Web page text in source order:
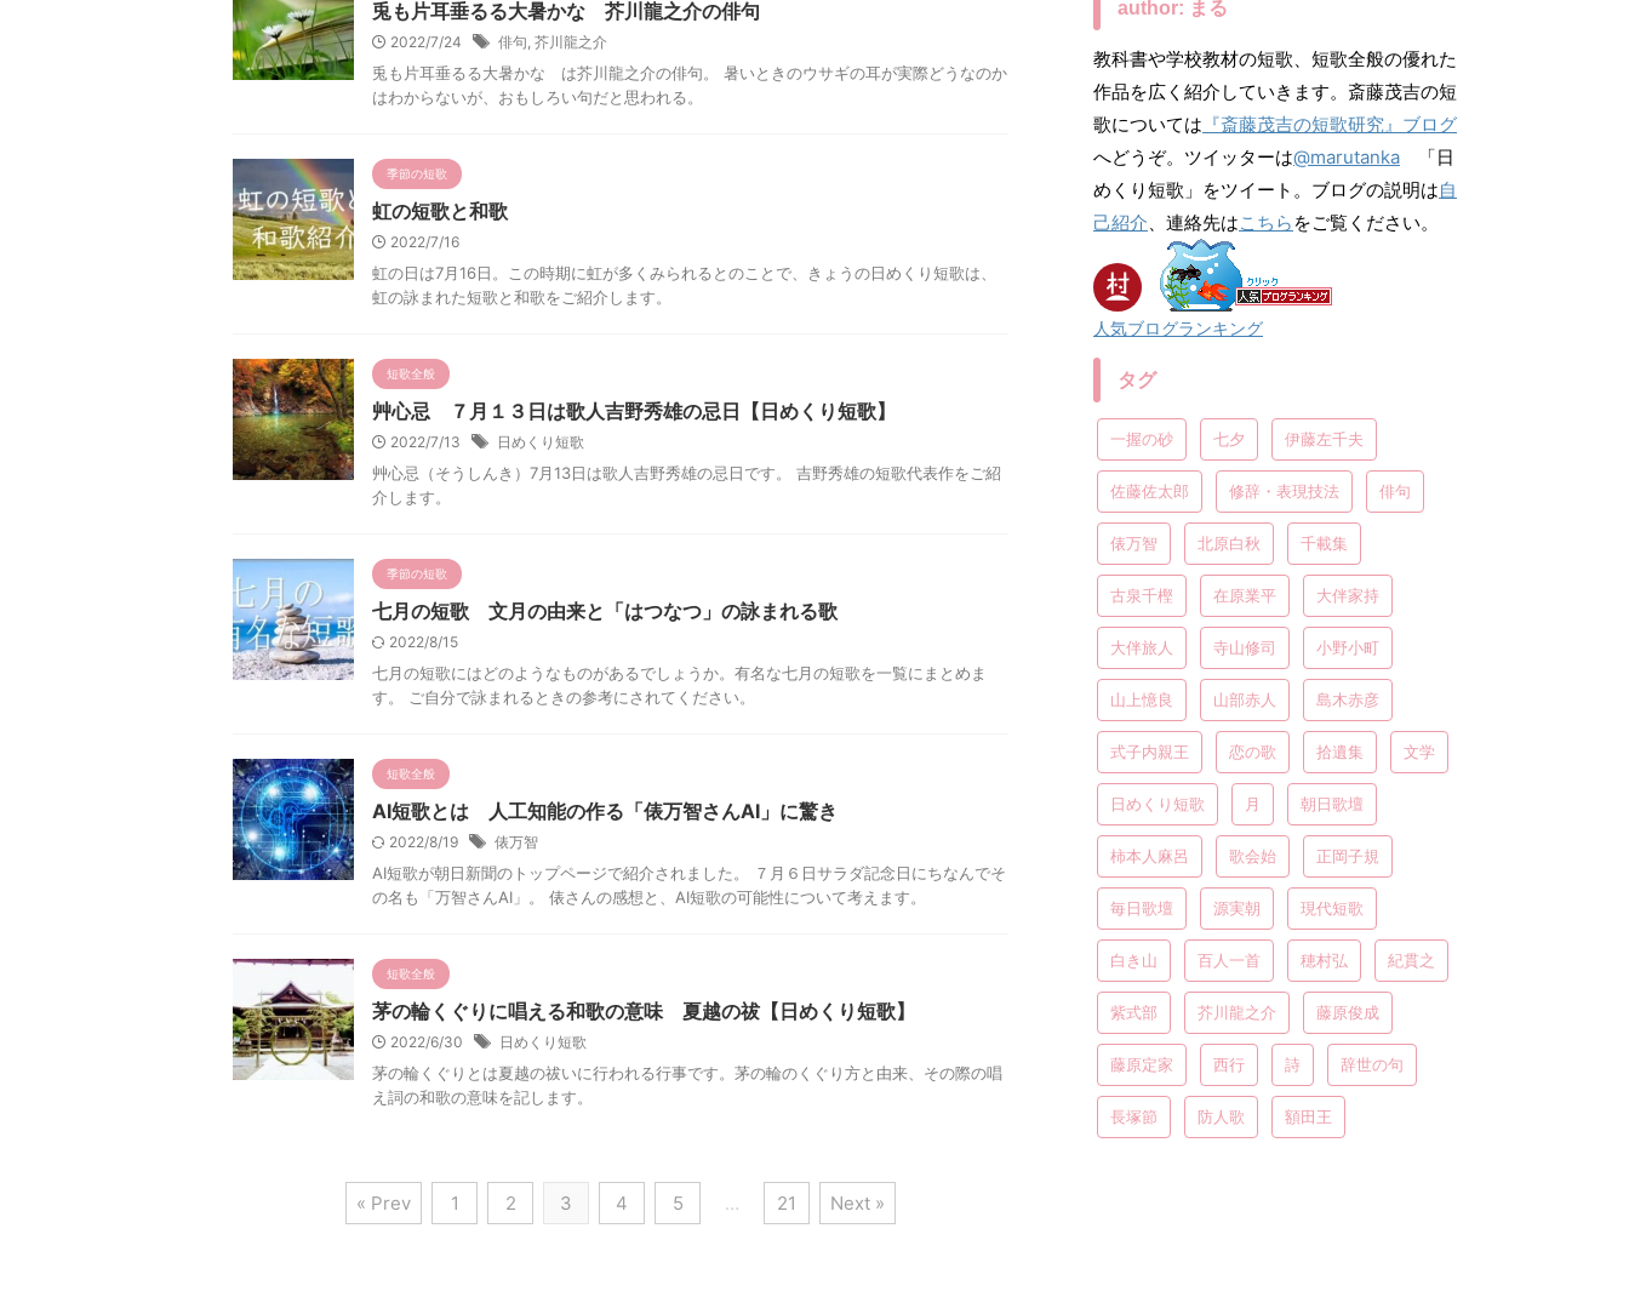
兎も片耳垂るる大暑かな 芥川龍之介の俳句
2022/7/24 俳句, 芥川龍之介
兎も片耳垂るる大暑かな は芥川龍之介の俳句。 暑いときのウサギの耳が実際どうなのか
はわからないが、おもしろい句だと思われる。
季節の短歌
虹の短歌と和歌
2022/7/16
虹の日は7月16日。この時期に虹が多くみられるとのことで、きょうの日めくり短歌は、
虹の詠まれた短歌と和歌をご紹介します。
短歌全般
艸心忌 ７月１３日は歌人吉野秀雄の忌日【日めくり短歌】
2022/7/13 日めくり短歌
艸心忌（そうしんき）7月13日は歌人吉野秀雄の忌日です。 吉野秀雄の短歌代表作をご紹
介します。
季節の短歌
七月の短歌 文月の由来と「はつなつ」の詠まれる歌
2022/8/15
七月の短歌にはどのようなものがあるでしょうか。有名な七月の短歌を一覧にまとめま
す。 ご自分で詠まれるときの参考にされてください。
短歌全般
AI短歌とは 人工知能の作る「俵万智さんAI」に驚き
2022/8/19 俵万智
AI短歌が朝日新聞のトップページで紹介されました。 ７月６日サラダ記念日にちなんでそ
の名も「万智さんAI」。 俵さんの感想と、AI短歌の可能性について考えます。
短歌全般
茅の輪くぐりに唱える和歌の意味 夏越の祓【日めくり短歌】
2022/6/30 日めくり短歌
茅の輪くぐりとは夏越の祓いに行われる行事です。茅の輪のくぐり方と由来、その際の唱
え詞の和歌の意味を記します。
« Prev 1 2 3 4 5 … 21 Next »
author: まる
教科書や学校教材の短歌、短歌全般の優れた
作品を広く紹介していきます。斎藤茂吉の短
歌については 『斎藤茂吉の短歌研究』ブログ
へどうぞ。ツイッターは@marutanka 「日
めくり短歌」をツイート。ブログの説明は自
己紹介、連絡先はこちら をご覧ください。
人気ブログランキング
タグ
一握の砂 七夕 伊藤左千夫
佐藤佐太郎 修辞・表現技法 俳句
俵万智 北原白秋 千載集
古泉千樫 在原業平 大伴家持
大伴旅人 寺山修司 小野小町
山上憶良 山部赤人 島木赤彦
式子内親王 恋の歌 拾遺集 文学
日めくり短歌 月 朝日歌壇
柿本人麻呂 歌会始 正岡子規
毎日歌壇 源実朝 現代短歌
白き山 百人一首 穂村弘 紀貫之
紫式部 芥川龍之介 藤原俊成
藤原定家 西行 詩 辞世の句
長塚節 防人歌 額田王